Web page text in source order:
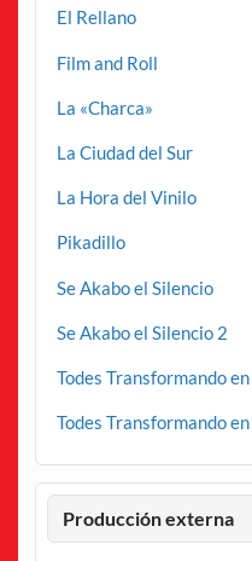
El Rellano
Film and Roll
La «Charca»
La Ciudad del Sur
La Hora del Vinilo
Pikadillo
Se Akabo el Silencio
Se Akabo el Silencio 2
Todes Transformando
Todes Transformando
Producción externa